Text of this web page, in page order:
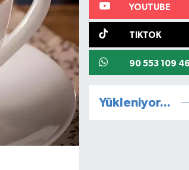
YOUTUBE
TIKTOK
90 553 109
Yükleniyor...